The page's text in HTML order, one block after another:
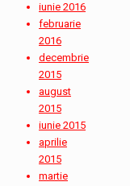
iunie 2016
februarie
2016
decembrie
2015
august
2015
iunie 2015
aprilie
2015
martie